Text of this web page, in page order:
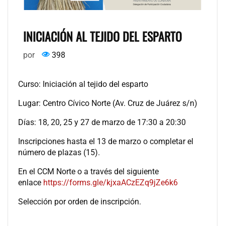
INICIACIÓN AL TEJIDO DEL ESPARTO
por 398
Curso: Iniciación al tejido del esparto
Lugar: Centro Cívico Norte (Av. Cruz de Juárez s/n)
Días: 18, 20, 25 y 27 de marzo de 17:30 a 20:30
Inscripciones hasta el 13 de marzo o completar el
número de plazas (15).
En el CCM Norte o a través del siguiente
enlace https://forms.gle/kjxaACzEZq9jZe6k6
Selección por orden de inscripción.